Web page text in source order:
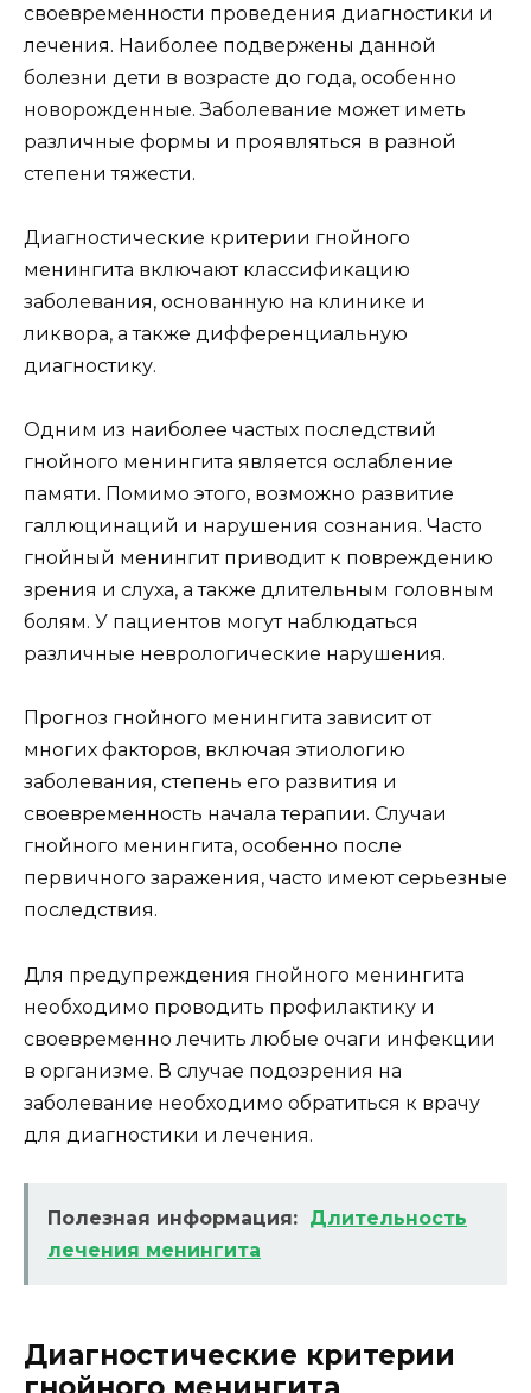
своевременности проведения диагностики и
лечения. Наиболее подвержены данной
болезни дети в возрасте до года, особенно
новорожденные. Заболевание может иметь
различные формы и проявляться в разной
степени тяжести.
Диагностические критерии гнойного
менингита включают классификацию
заболевания, основанную на клинике и
ликвора, а также дифференциальную
диагностику.
Одним из наиболее частых последствий
гнойного менингита является ослабление
памяти. Помимо этого, возможно развитие
галлюцинаций и нарушения сознания. Часто
гнойный менингит приводит к повреждению
зрения и слуха, а также длительным головным
болям. У пациентов могут наблюдаться
различные неврологические нарушения.
Прогноз гнойного менингита зависит от
многих факторов, включая этиологию
заболевания, степень его развития и
своевременность начала терапии. Случаи
гнойного менингита, особенно после
первичного заражения, часто имеют серьезные
последствия.
Для предупреждения гнойного менингита
необходимо проводить профилактику и
своевременно лечить любые очаги инфекции
в организме. В случае подозрения на
заболевание необходимо обратиться к врачу
для диагностики и лечения.
Полезная информация: Длительность
лечения менингита
Диагностические критерии